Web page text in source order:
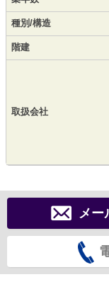
種別/構造
階建
取扱会社
メー